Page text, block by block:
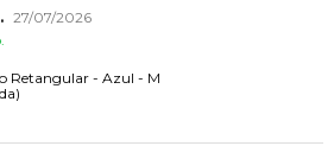
27/07/2026
Retangular - Azul - M